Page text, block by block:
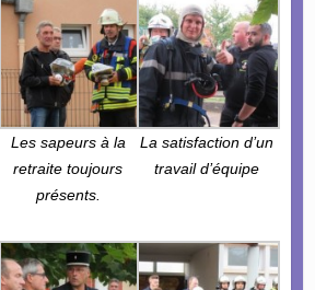
Les sapeurs à la
retraite toujours
présents.
La satisfaction d’un
travail d’équipe